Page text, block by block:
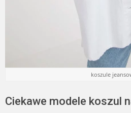
koszule
Ciekawe modele koszul